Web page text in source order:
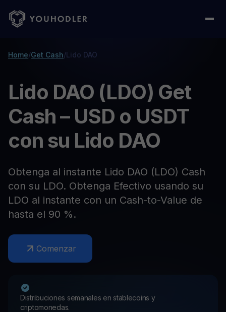
Home/Get Cash/Lido DAO
Lido DAO (LDO) Get
Cash – USD o USDT
con su Lido DAO
Obtenga al instante Lido DAO (LDO) Cash
con su LDO. Obtenga Efectivo usando su
LDO al instante con un Cash-to-Value de
hasta el 90 %.
Comenzar
Distribuciones semanales en stablecoins y
criptomonedas.